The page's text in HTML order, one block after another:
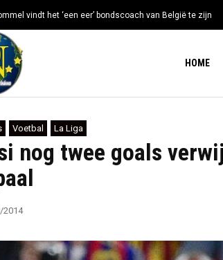
vindt het ‘een eer’ bondscoach van België te zijn
HOME
Voetbal La Liga
nog twee goals
2014